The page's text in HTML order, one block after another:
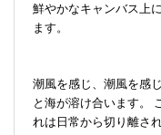
鮮やかなキャンバス上
ます。
潮風を感じ、潮風を感
と海が溶け合います。
れは日常から切り離さ